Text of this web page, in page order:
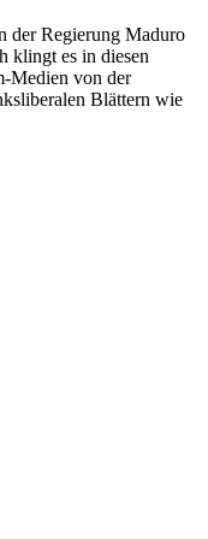
der Regierung Maduro
klingt es in diesen
Medien von der
Blättern wie